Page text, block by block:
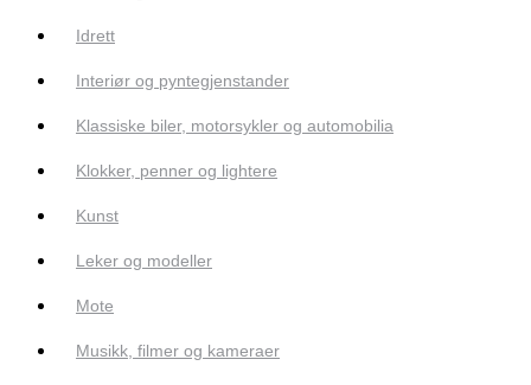
Idrett
Interiør og pyntegjenstander
Klassiske biler, motorsykler og automobilia
Klokker, penner og lightere
Kunst
Leker og modeller
Mote
Musikk, filmer og kameraer